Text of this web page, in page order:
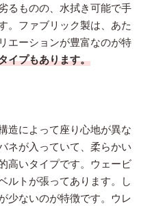
るものの、水拭き可能で手
。ファブリック製は、あた
エーションが豊富なのが特
イプもあります。
造によって座り心地が異な
ネが入っていて、柔らかい
高いタイプです。ウェービ
ルトが張ってあります。し
少ないのが特徴です。ウレ